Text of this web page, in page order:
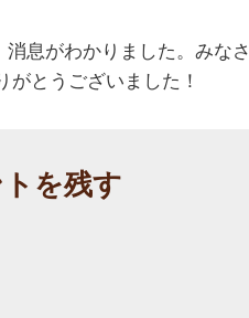
消息がわかりました。みなさ
がとうございました！
を残す